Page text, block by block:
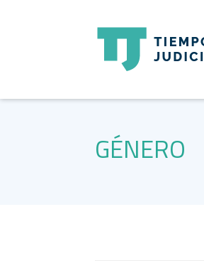
GÉNERO